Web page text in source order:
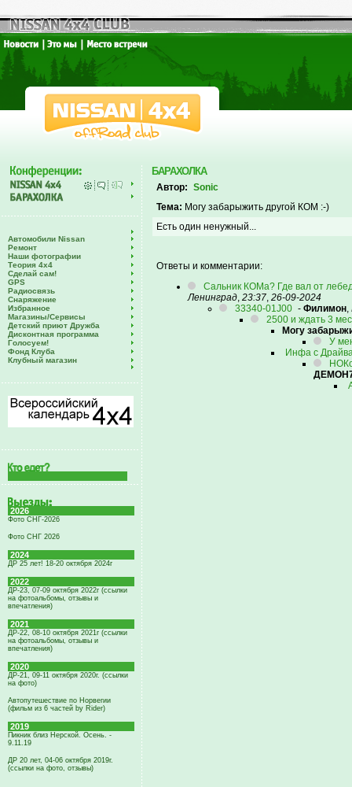
Автомобили Nissan
Ремонт
Наши фотографии
Теория 4х4
Сделай сам!
GPS
Радиосвязь
Снаряжение
Избранное
Магазины/Сервисы
Детский приют Дружба
Дисконтная программа
Голосуем!
Фонд Клуба
Клубный магазин
2026
Фото СНГ-2026
Фото СНГ 2026
2024
ДР 25 лет! 18-20 октября 2024г
2022
ДР-23, 07-09 октября 2022г (ссылки
на фотоальбомы, отзывы и
впечатления)
2021
ДР-22, 08-10 октября 2021г (ссылки
на фотоальбомы, отзывы и
впечатления)
2020
ДР-21, 09-11 октября 2020г. (ссылки
на фото)
Автопутешествие по Норвегии
(фильм из 6 частей by Rider)
2019
Пикник близ Нерской. Осень. -
9.11.19
ДР 20 лет, 04-06 октября 2019г.
(ссылки на фото, отзывы)
БАРАХОЛКА
Автор: Sonic
Тема: Могу забарыжить другой КОМ :-)
Есть один ненужный...
Ответы и комментарии:
Сальник КОМа? Где вал от
Ленинград, 23:37, 26-09-2024
33340-01J00 - Филимон,
2500 и ждать 3
Могу
У
Инфа с